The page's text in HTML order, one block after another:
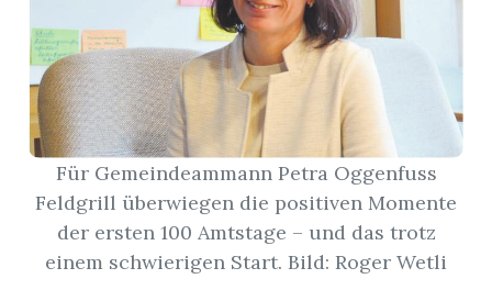
Newsletter
App
Bremgarten
Für Gemeindeammann Petra Oggenfuss
Feldgrill überwiegen die positiven Momente
der ersten 100 Amtstage – und das trotz
einem schwierigen Start. Bild: Roger Wetli